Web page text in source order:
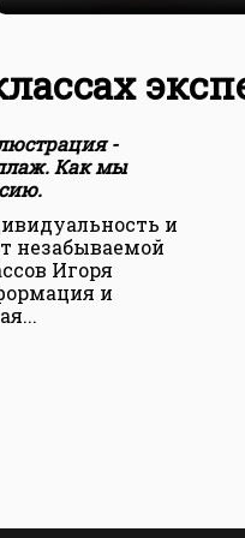
-
Как мы
и
незабываемой
Игоря
и